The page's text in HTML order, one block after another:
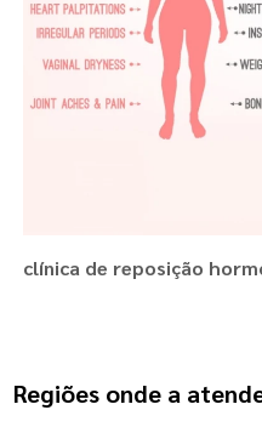
clínica de reposição
Regiões onde a